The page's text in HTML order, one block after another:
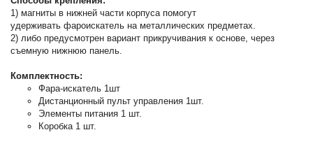
1) магниты в нижней части корпуса помогут
удерживать фароискатель на металлических предметах.
2) либо предусмотрен вариант прикручивания к основе, через
съемную нижнюю панель.
Комплектность:
Фара-искатель 1шт
Дистанционный пульт управления 1шт.
Элементы питания 1 шт.
Коробка 1 шт.